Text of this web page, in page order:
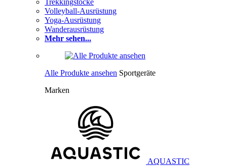
Trekkingstöcke
Volleyball-Ausrüstung
Yoga-Ausrüstung
Wanderausrüstung
Mehr sehen...
Alle Produkte ansehen Sportgeräte
Marken
AQUASTIC